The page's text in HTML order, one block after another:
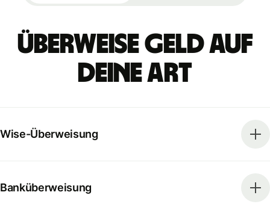
Überweise Geld auf
deine Art
Wise-Überweisung
Banküberweisung